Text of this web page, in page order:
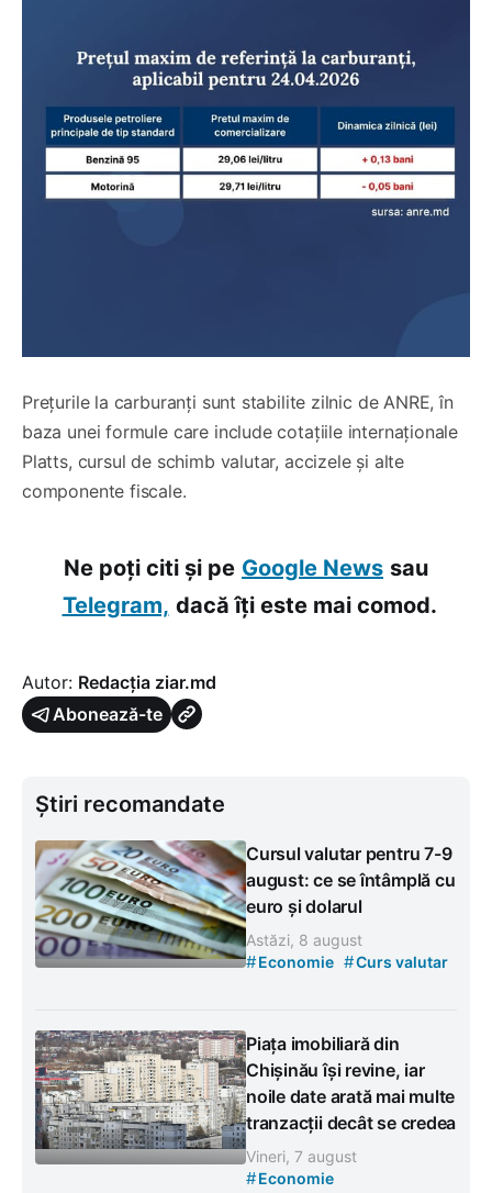
Prețurile la carburanți sunt stabilite zilnic de ANRE, în
baza unei formule care include cotațiile internaționale
Platts, cursul de schimb valutar, accizele și alte
componente fiscale.
Ne poți citi și pe Google News sau
Telegram, dacă îți este mai comod.
Autor: Redacția ziar.md
Abonează-te
Știri recomandate
Cursul valutar pentru 7-9
august: ce se întâmplă cu
euro și dolarul
Astăzi, 8 august
#Economie #Curs valutar
Piața imobiliară din
Chișinău își revine, iar
noile date arată mai multe
tranzacții decât se credea
Vineri, 7 august
#Economie